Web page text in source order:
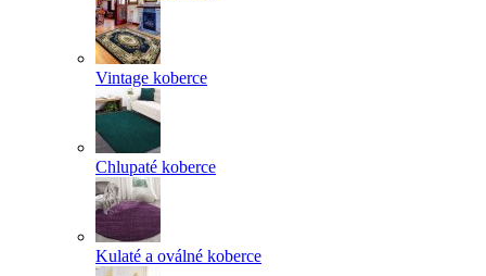
Vintage koberce
Chlupaté koberce
Kulaté a oválné koberce